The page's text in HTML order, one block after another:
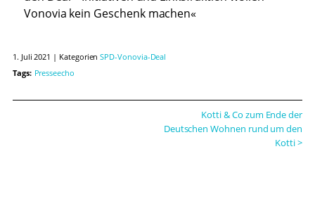
Vonovia kein Geschenk machen«
1. Juli 2021 | KategorienSPD-Vonovia-Deal
Tags: Presseecho
Kotti & Co zum Ende der
Deutschen Wohnen rund um den
Kotti >